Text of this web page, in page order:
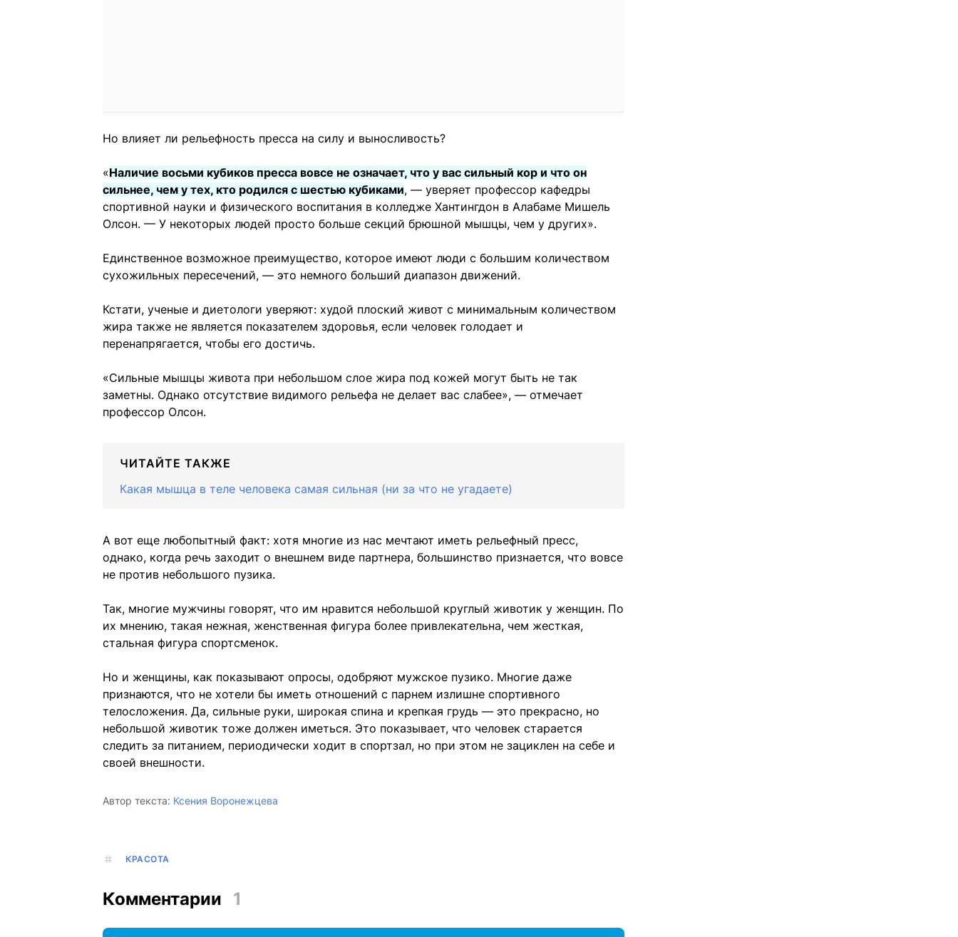
Но влияет ли рельефность пресса на силу и выносливость?
«Наличие восьми кубиков пресса вовсе не означает, что у вас сильный кор и что он
сильнее, чем у тех, кто родился с шестью кубиками, — уверяет профессор кафедры
спортивной науки и физического воспитания в колледже Хантингдон в Алабаме Мишель
Олсон. — У некоторых людей просто больше секций брюшной мышцы, чем у других».
Единственное возможное преимущество, которое имеют люди с большим количеством
сухожильных пересечений, — это немного больший диапазон движений.
Кстати, ученые и диетологи уверяют: худой плоский живот с минимальным количеством
жира также не является показателем здоровья, если человек голодает и
перенапрягается, чтобы его достичь.
«Сильные мышцы живота при небольшом слое жира под кожей могут быть не так
заметны. Однако отсутствие видимого рельефа не делает вас слабее», — отмечает
профессор Олсон.
ЧИТАЙТЕ ТАКЖЕ
Какая мышца в теле человека самая сильная (ни за что не угадаете)
А вот еще любопытный факт: хотя многие из нас мечтают иметь рельефный пресс,
однако, когда речь заходит о внешнем виде партнера, большинство признается, что вовсе
не против небольшого пузика.
Так, многие мужчины говорят, что им нравится небольшой круглый животик у женщин. По
их мнению, такая нежная, женственная фигура более привлекательна, чем жесткая,
стальная фигура спортсменок.
Но и женщины, как показывают опросы, одобряют мужское пузико. Многие даже
признаются, что не хотели бы иметь отношений с парнем излишне спортивного
телосложения. Да, сильные руки, широкая спина и крепкая грудь — это прекрасно, но
небольшой животик тоже должен иметься. Это показывает, что человек старается
следить за питанием, периодически ходит в спортзал, но при этом не зациклен на себе и
своей внешности.
Автор текста: Ксения Воронежцева
КРАСОТА
Комментарии 1